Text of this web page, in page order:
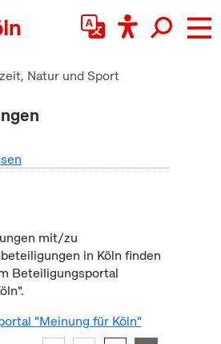
Natur und Sport
mit/zu
in Köln finden
Beteiligungsportal
"Meinung für Köln"